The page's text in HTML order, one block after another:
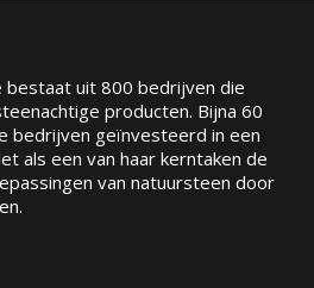
bestaat uit 800 bedrijven die
producten. Bijna 60
bedrijven geïnvesteerd in een
als een van haar kerntaken de
van natuursteen door